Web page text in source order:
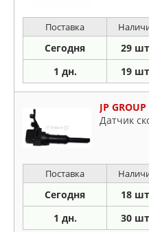
TDI
Поставка
Сегодня 29
1 дн. 19
JP
Датчик
Поставка
Сегодня 18
1 дн. 30